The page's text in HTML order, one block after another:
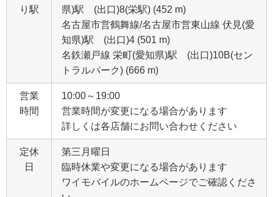
り駅
県)駅 (出口)8(栄駅) (452 m)
名古屋市営鶴舞線/名古屋市営東山線 伏見(愛
知県)駅 (出口)4 (501 m)
名鉄瀬戸線 栄町(愛知県)駅 (出口)10B(セン
トラルパーク) (666 m)
営業
時間
10:00～19:00
営業時間が変更になる場合があります
詳しくは各店舗にお問い合わせください
定休
日
第三月曜日
臨時休業や変更になる場合があります
ワイモバイルのホームページでご確認くださ